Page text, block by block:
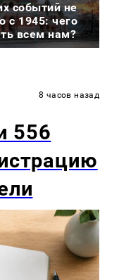
событий не
с 1945: чего
всем нам?
8 часов назад
556